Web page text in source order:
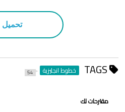
تحميل
خطوط انجليزية 54
مقترحات لك